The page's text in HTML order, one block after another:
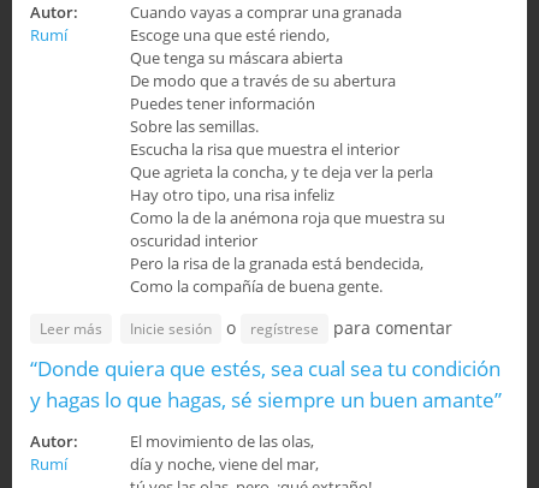
Autor:
Rumí
Cuando vayas a comprar una granada
Escoge una que esté riendo,
Que tenga su máscara abierta
De modo que a través de su abertura
Puedes tener información
Sobre las semillas.
Escucha la risa que muestra el interior
Que agrieta la concha, y te deja ver la perla
Hay otro tipo, una risa infeliz
Como la de la anémona roja que muestra su
oscuridad interior
Pero la risa de la granada está bendecida,
Como la compañía de buena gente.
Leer más sobre Deja que la risa te guíe
Inicie sesión o regístrese para comentar
“Donde quiera que estés, sea cual sea tu condición
y hagas lo que hagas, sé siempre un buen amante”
Autor:
Rumí
El movimiento de las olas,
día y noche, viene del mar,